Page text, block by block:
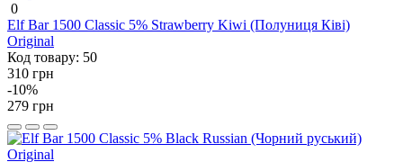
0
Elf Bar 1500 Classic 5% Strawberry Kiwi (Полуниця Ківі)
Original
Код товару: 50
310 грн
-10%
279 грн